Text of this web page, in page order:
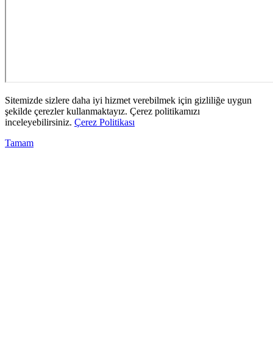
Sitemizde sizlere daha iyi hizmet verebilmek için gizliliğe uygun
şekilde çerezler kullanmaktayız. Çerez politikamızı
inceleyebilirsiniz. Çerez Politikası
Tamam